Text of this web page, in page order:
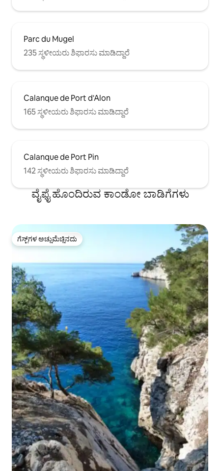
Parc du Mugel
235 ಸ್ಥಳೀಯರು ಶಿಫಾರಸು ಮಾಡಿದ್ದಾರೆ
Calanque de Port d'Alon
165 ಸ್ಥಳೀಯರು ಶಿಫಾರಸು ಮಾಡಿದ್ದಾರೆ
Calanque de Port Pin
142 ಸ್ಥಳೀಯರು ಶಿಫಾರಸು ಮಾಡಿದ್ದಾರೆ
ವೈಫೈ ಹೊಂದಿರುವ ಕಾಂಡೋ ಬಾಡಿಗೆಗಳು
ಗೆಸ್ಟ್‌ಗಳ ಅಚ್ಚುಮೆಚ್ಚಿನದು
ಗೆಸ್ಟ್‌ಗಳ ಅಚ್ಚುಮೆಚ್ಚಿನದು